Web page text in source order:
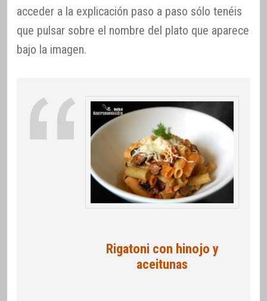
acceder a la explicación paso a paso sólo tenéis
que pulsar sobre el nombre del plato que aparece
bajo la imagen.
Rigatoni con hinojo y
aceitunas